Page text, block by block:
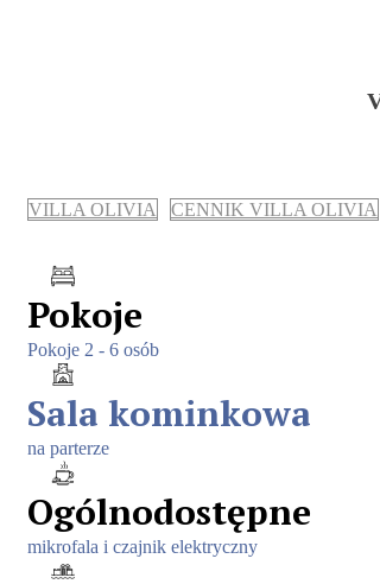
VILLA OLIVIA CENNIK VILLA OLIVIA
Pokoje
Pokoje 2 - 6 osób
Sala kominkowa
na parterze
Ogólnodostępne
mikrofala i czajnik elektryczny